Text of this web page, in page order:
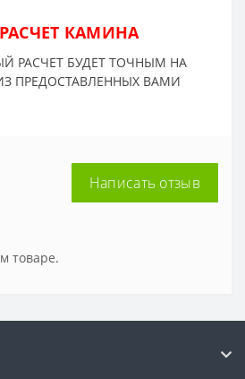
КАМИНА
РАСЧЕТ БУДЕТ ТОЧНЫМ НА
ПРЕДОСТАВЛЕННЫХ ВАМИ
Написать отзыв
товаре.